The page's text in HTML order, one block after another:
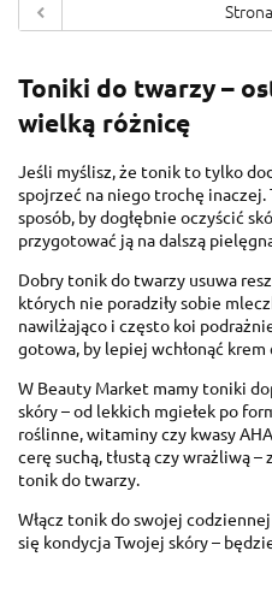
Toniki do twarzy –
wielką różnicę
Jeśli myślisz, że tonik to tylko
spojrzeć na niego trochę
sposób, by dogłębnie oczyścić
przygotować ją na dalszą
Dobry tonik do twarzy usuwa
których nie poradziły sobie
nawilżająco i często koi
gotowa, by lepiej wchłonąć krem
W Beauty Market mamy toniki
skóry – od lekkich mgiełek po
roślinne, witaminy czy kwasy
cerę suchą, tłustą czy wrażliwą
tonik do twarzy.
Włącz tonik do swojej
się kondycja Twojej skóry –